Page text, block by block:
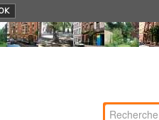
Chercher par